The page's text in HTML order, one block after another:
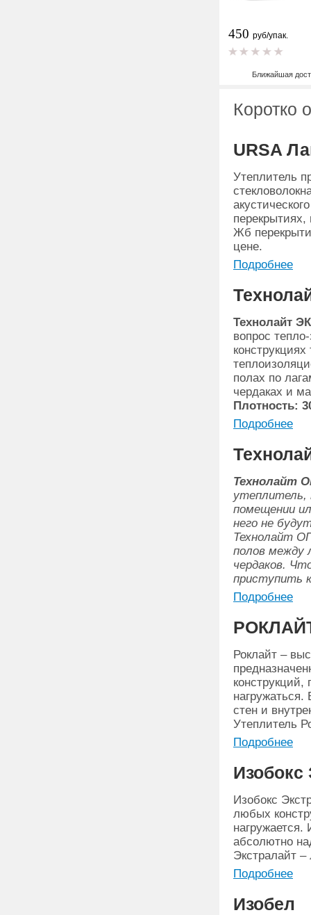
450 руб/упак.
Ближайшая
Коротко
URSA
Утеплитель
Жб
цене.
Подробнее
Технолайт
вопрос
полах по
чердаках и
Плотность:
Подробнее
Технолайт
утеплитель,
помещении
него не
Технолайт
полов между
чердаков.
приступить
Подробнее
Роклайт –
конструкций,
стен и
Утеплитель
Подробнее
Изобокс
Изобокс
любых
абсолютно
Экстралайт
Подробнее
Изобел